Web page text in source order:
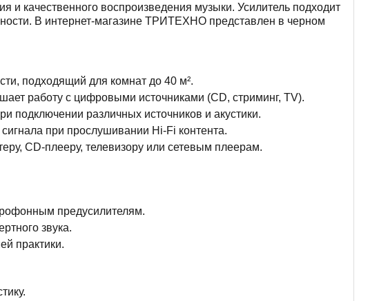
и качественного воспроизведения музыки. Усилитель подходит
В интернет-магазине ТРИТЕХНО представлен в черном
подходящий для комнат до 40 м².
работу с цифровыми источниками (CD, стриминг, TV).
подключении различных источников и акустики.
при прослушивании Hi-Fi контента.
CD-плееру, телевизору или сетевым плеерам.
предусилителям.
звука.
практики.